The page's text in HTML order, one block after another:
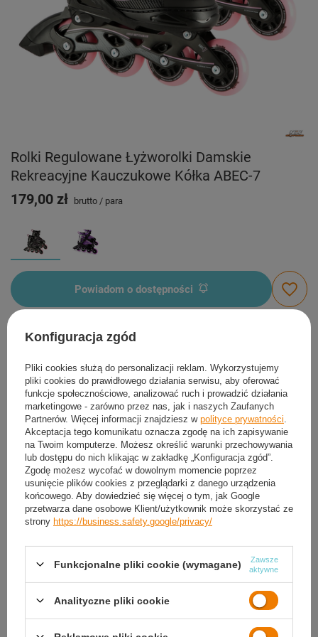
Rolki Regulowane Łyżworolki Damskie
Rekreacyjne Kauczukowe Kółka ABEC-7
179,00 zł
brutto / para
Powiadom o dostępności
Ten produkt nie jest dostępny w sklepie stacjonarnym
Bezpieczne zakupy
Darmowa dostawa do paczkomatu lub punktu
odbioru
Smile - dostawy ze sklepów internetowych przy zamówieniu od50,00 zł
darmoWięcej informacji.
SZCZEGÓŁOWE DANE
GWARANCJA
Konfiguracja zgód
Pliki cookies służą do personalizacji reklam. Wykorzystujemy
pliki cookies do prawidłowego działania serwisu, aby oferować
funkcje społecznościowe, analizować ruch i prowadzić działania
marketingowe - zarówno przez nas, jak i naszych Zaufanych
Partnerów. Więcej informacji znajdziesz w polityce prywatności
Akceptacja tego komunikatu oznacza zgodę na ich zapisywanie
na Twoim komputerze. Możesz określić warunki przechowywania
lub dostępu do nich klikając w zakładkę „Konfiguracja zgód”.
Zgodę możesz wycofać w dowolnym momencie poprzez
usunięcie plików cookies z przeglądarki z danego urządzenia
końcowego. Aby dowiedzieć się więcej o tym, jak Google
przetwarza dane osobowe Klient/użytkownik może skorzystać ze
strony https://business.safety.google/privacy/
Funkcjonalne pliki cookie (wymagane)
Zawsze
aktywne
Analityczne pliki cookie